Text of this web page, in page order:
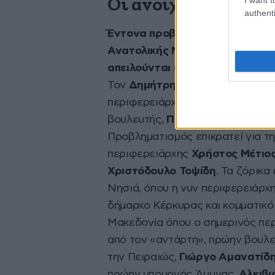
Οι ανοιχτές μάχες
Έντονα προβλήματα όμως
Ανατολικής Μακεδονίας
απειλούνται από
Τον Δημήτρη Πτωχό , πολιτικό
περιφερειάρχη Πελοποννήσου,
βουλευτής, Πέτρος Τατούλης
Προβληματισμός επικρατεί για
περιφερειάρχης Χρήστος
Χριστόδουλο Τοψίδη. Τα ζόρικα
Νησιά, όπου η νυν
δήμαρχο Κέρκυρας και
Μακεδονία όπου ο σημερινός
από τον «αντάρτη», πρώην
την Πειραιώς, Γιώργο